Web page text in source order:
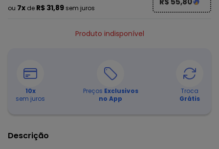
ou 7x de R$ 31,89 sem juros
Produto indisponível
10x
sem juros
Preços Exclusivos
no App
Troca
Grátis
Descrição